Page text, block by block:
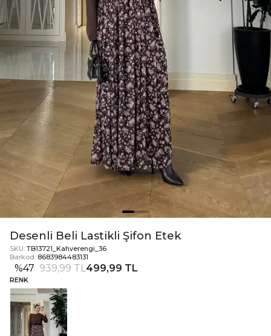
Desenli Beli Lastikli Şifon Etek
SKU: TB13721_Kahverengi_36
Barkod: 8683984483131
%47 939,99 TL499,99 TL
RENK